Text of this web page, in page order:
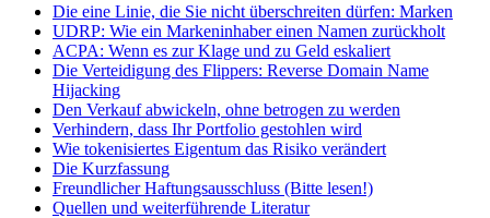
Die eine Linie, die Sie nicht überschreiten dürfen: Marken
UDRP: Wie ein Markeninhaber einen Namen zurückholt
ACPA: Wenn es zur Klage und zu Geld eskaliert
Die Verteidigung des Flippers: Reverse Domain Name
Hijacking
Den Verkauf abwickeln, ohne betrogen zu werden
Verhindern, dass Ihr Portfolio gestohlen wird
Wie tokenisiertes Eigentum das Risiko verändert
Die Kurzfassung
Freundlicher Haftungsausschluss (Bitte lesen!)
Quellen und weiterführende Literatur